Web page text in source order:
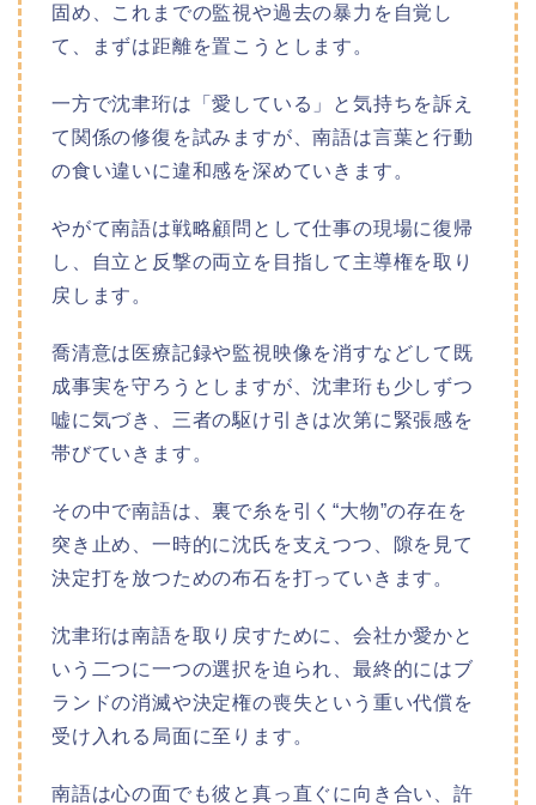
固め、これまでの監視や過去の暴力を自覚し
て、まずは距離を置こうとします。
一方で沈聿珩は「愛している」と気持ちを訴え
て関係の修復を試みますが、南語は言葉と行動
の食い違いに違和感を深めていきます。
やがて南語は戦略顧問として仕事の現場に復帰
し、自立と反撃の両立を目指して主導権を取り
戻します。
喬清意は医療記録や監視映像を消すなどして既
成事実を守ろうとしますが、沈聿珩も少しずつ
嘘に気づき、三者の駆け引きは次第に緊張感を
帯びていきます。
その中で南語は、裏で糸を引く“大物”の存在を
突き止め、一時的に沈氏を支えつつ、隙を見て
決定打を放つための布石を打っていきます。
沈聿珩は南語を取り戻すために、会社か愛かと
いう二つに一つの選択を迫られ、最終的にはブ
ランドの消滅や決定権の喪失という重い代償を
受け入れる局面に至ります。
南語は心の面でも彼と真っ直ぐに向き合い、許